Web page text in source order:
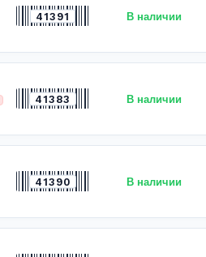
41391 В наличии
41383 В наличии
41390 В наличии